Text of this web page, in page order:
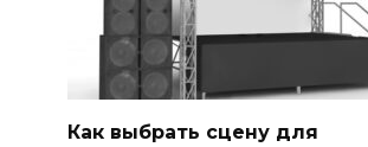
Как выбрать сцену для